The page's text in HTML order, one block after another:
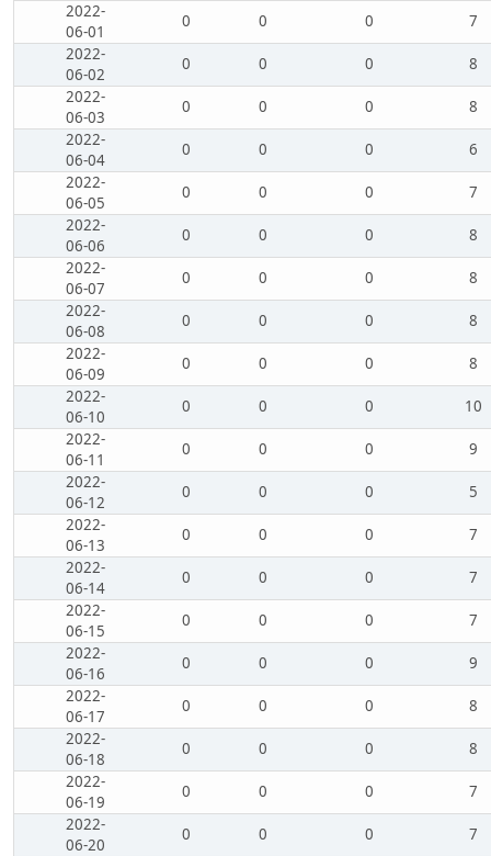
2022-
06-01
0 0 0
7
2022-
06-02
0 0 0
8
2022-
06-03
0 0 0
8
2022-
06-04
0 0 0
6
2022-
06-05
0 0 0
7
2022-
06-06
0 0 0
8
2022-
06-07
0 0 0
8
2022-
06-08
0 0 0
8
2022-
06-09
0 0 0
8
2022-
06-10
0 0 0
10
2022-
06-11
0 0 0
9
2022-
06-12
0 0 0
5
2022-
06-13
0 0 0
7
2022-
06-14
0 0 0
7
2022-
06-15
0 0 0
7
2022-
06-16
0 0 0
9
2022-
06-17
0 0 0
8
2022-
06-18
0 0 0
8
2022-
06-19
0 0 0
7
2022-
06-20
0 0 0
7